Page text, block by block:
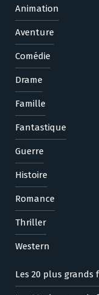
Animation
Aventure
Comédie
Drame
Famille
Fantastique
Guerre
Histoire
Romance
Thriller
Western
Les 20 plus grands